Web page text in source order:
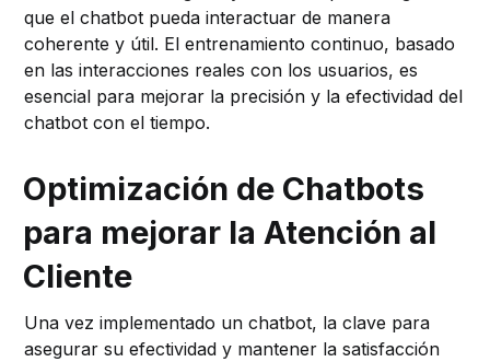
que el chatbot pueda interactuar de manera
coherente y útil. El entrenamiento continuo, basado
en las interacciones reales con los usuarios, es
esencial para mejorar la precisión y la efectividad del
chatbot con el tiempo.
Optimización de Chatbots
para mejorar la Atención al
Cliente
Una vez implementado un chatbot, la clave para
asegurar su efectividad y mantener la satisfacción